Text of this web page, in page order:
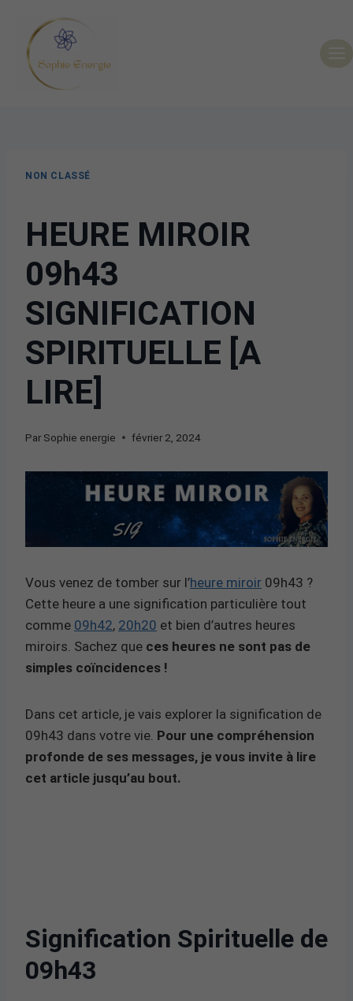
NON CLASSÉ
HEURE MIROIR
09h43
SIGNIFICATION
SPIRITUELLE [A
LIRE]
Par Sophie energie février 2, 2024
Vous venez de tomber sur l’heure miroir 09h43 ?
Cette heure a une signification particulière tout
comme 09h42, 20h20 et bien d’autres heures
miroirs. Sachez que ces heures ne sont pas de
simples coïncidences !
Dans cet article, je vais explorer la signification de
09h43 dans votre vie. Pour une compréhension
profonde de ses messages, je vous invite à lire
cet article jusqu’au bout.
Signification Spirituelle de
09h43